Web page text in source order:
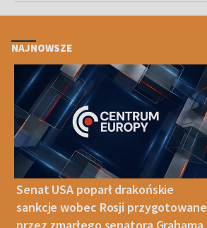
NAJNOWSZE
Senat USA poparł drakońskie
sankcje wobec Rosji przygotowane